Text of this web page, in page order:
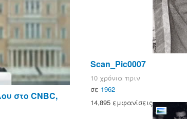
στο CNBC,
Scan_Pic0007
10 χρόνια πριν
σε 1962
14,895 εμφανίσεις